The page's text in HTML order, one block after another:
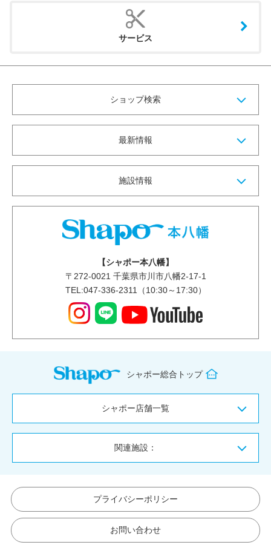
サービス
ショップ検索
最新情報
施設情報
【シャポー本八幡】
〒 272-0021 千葉県市川市八幡2-17-1
TEL:047-336-2311（10:30～17:30）
シャポー総合トップ
シャポー店舗一覧
関連施設：
プライバシーポリシー
お問い合わせ